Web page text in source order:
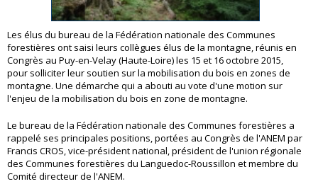
Les élus du bureau de la Fédération nationale des Communes
forestières ont saisi leurs collègues élus de la montagne, réunis en
Congrès au Puy-en-Velay (Haute-Loire) les 15 et 16 octobre 2015,
pour solliciter leur soutien sur la mobilisation du bois en zones de
montagne. Une démarche qui a abouti au vote d'une motion sur
l'enjeu de la mobilisation du bois en zone de montagne.
Le bureau de la Fédération nationale des Communes forestières a
rappelé ses principales positions, portées au Congrès de l'ANEM par
Francis CROS, vice-président national, président de l'union régionale
des Communes forestières du Languedoc-Roussillon et membre du
Comité directeur de l'ANEM.